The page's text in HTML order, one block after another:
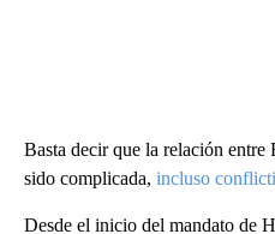
Basta decir que la relación entre
sido complicada, incluso
Desde el inicio del mandato de